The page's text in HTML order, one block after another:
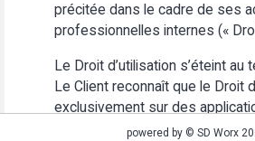
précitée dans le cadre de ses
professionnelles internes («
Le Droit d’utilisation s’éteint au
Le Client reconnaît que le Droit
exclusivement sur des
Web. Le Client s’abstiendra (i)
powered by © SD Worx